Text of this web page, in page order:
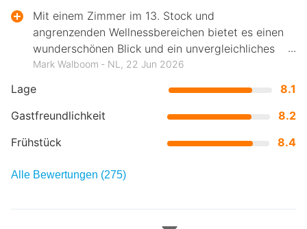
Lage
8.1
Gastfreundlichkeit
8.2
Frühstück
8.4
Mit einem Zimmer im 13. Stock und
angrenzenden Wellnessbereichen bietet es einen
wunderschönen Blick und ein unvergleichliches
Erlebnis auf die Küste von Scheveningen.
Mark Walboom ‐ NL, 22 Jun 2026
Alle Bewertungen (275)